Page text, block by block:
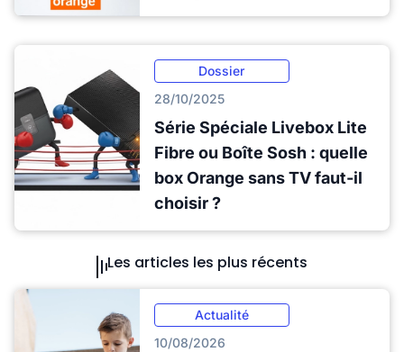
Dossier
28/10/2025
Série Spéciale Livebox Lite
Fibre ou Boîte Sosh : quelle
box Orange sans TV faut-il
choisir ?
Les articles les plus récents
Actualité
10/08/2026